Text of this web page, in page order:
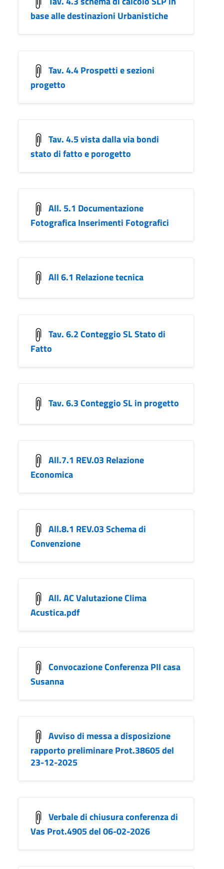
base alle destinazioni Urbanistiche
Tav. 4.4 Prospetti e sezioni
progetto
Tav. 4.5 vista dalla via bondi
stato di fatto e porogetto
All. 5.1 Documentazione
Fotografica Inserimenti Fotografici
All 6.1 Relazione tecnica
Tav. 6.2 Conteggio SL Stato di
Fatto
Tav. 6.3 Conteggio SL in progetto
All.7.1 REV.03 Relazione
Economica
All.8.1 REV.03 Schema di
Convenzione
All. AC Valutazione Clima
Acustica.pdf
Convocazione Conferenza PII casa
Susanna
Avviso di messa a disposizione
rapporto preliminare Prot.38605 del
23-12-2025
Verbale di chiusura conferenza di
Vas Prot.4905 del 06-02-2026